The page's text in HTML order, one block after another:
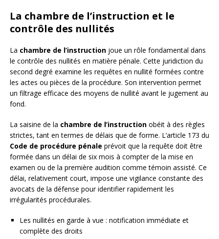
La chambre de l’instruction et le
contrôle des nullités
La chambre de l’instruction joue un rôle fondamental dans
le contrôle des nullités en matière pénale. Cette juridiction du
second degré examine les requêtes en nullité formées contre
les actes ou pièces de la procédure. Son intervention permet
un filtrage efficace des moyens de nullité avant le jugement au
fond.
La saisine de la chambre de l’instruction obéit à des règles
strictes, tant en termes de délais que de forme. L’article 173 du
Code de procédure pénale prévoit que la requête doit être
formée dans un délai de six mois à compter de la mise en
examen ou de la première audition comme témoin assisté. Ce
délai, relativement court, impose une vigilance constante des
avocats de la défense pour identifier rapidement les
irrégularités procédurales.
Les nullités en garde à vue : notification immédiate et
complète des droits